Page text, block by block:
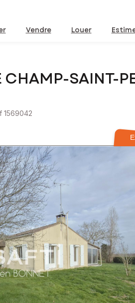
Vendre Louer
SAINT-
1569042